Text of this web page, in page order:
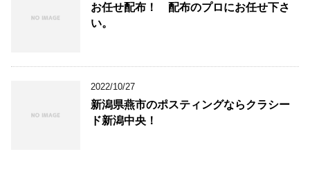
お任せ配布！ 配布のプロにお任せ下さ
い。
2022/10/27
新潟県燕市のポスティングならクラシー
ド新潟中央！